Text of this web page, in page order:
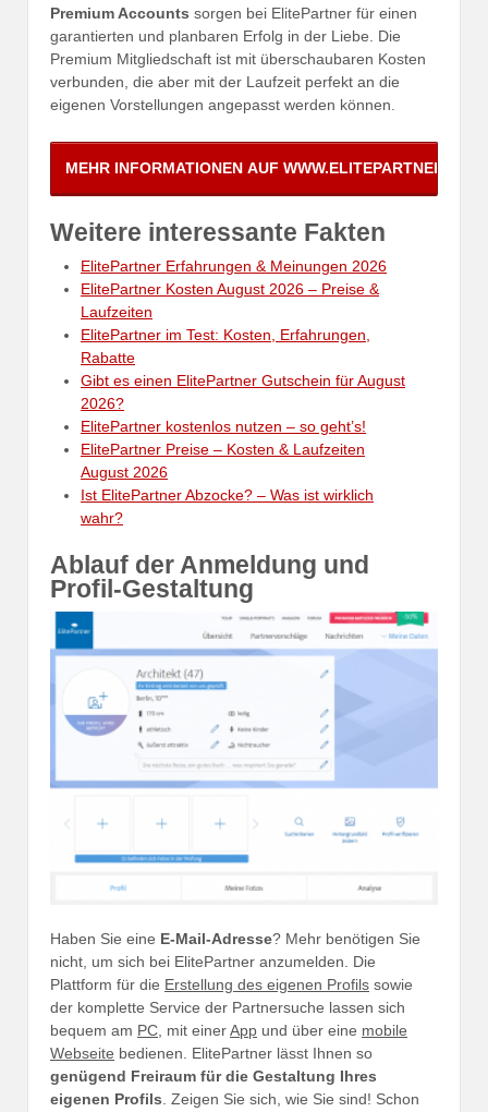
Premium Accounts sorgen bei ElitePartner für einen
garantierten und planbaren Erfolg in der Liebe. Die
Premium Mitgliedschaft ist mit überschaubaren Kosten
verbunden, die aber mit der Laufzeit perfekt an die
eigenen Vorstellungen angepasst werden können.
Weitere interessante Fakten
ElitePartner Erfahrungen & Meinungen 2026
ElitePartner Kosten August 2026 – Preise &
Laufzeiten
ElitePartner im Test: Kosten, Erfahrungen,
Rabatte
Gibt es einen ElitePartner Gutschein für August
2026?
ElitePartner kostenlos nutzen – so geht’s!
ElitePartner Preise – Kosten & Laufzeiten
August 2026
Ist ElitePartner Abzocke? – Was ist wirklich
wahr?
Ablauf der Anmeldung und
Profil-Gestaltung
Haben Sie eine E-Mail-Adresse? Mehr benötigen Sie
nicht, um sich bei ElitePartner anzumelden. Die
Plattform für die Erstellung des eigenen Profils sowie
der komplette Service der Partnersuche lassen sich
bequem am PC, mit einerApp und über eine mobile
Webseite bedienen. ElitePartner lässt Ihnen so
genügend Freiraum für die Gestaltung Ihres
eigenen Profils . Zeigen Sie sich, wie Sie sind! Schon